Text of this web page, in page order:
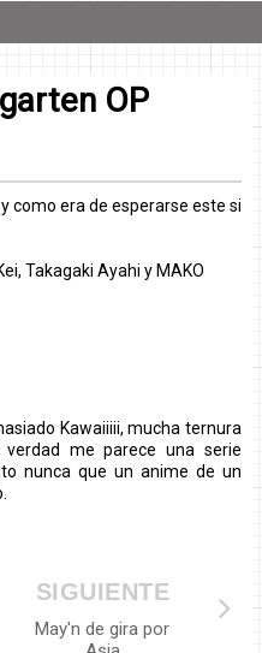
OP
como era de esperarse este si
Takagaki Ayahi y MAKO
Kawaiiiii, mucha ternura
me parece una serie
nunca que un anime de un
SIGUIENTE
May'n de gira por